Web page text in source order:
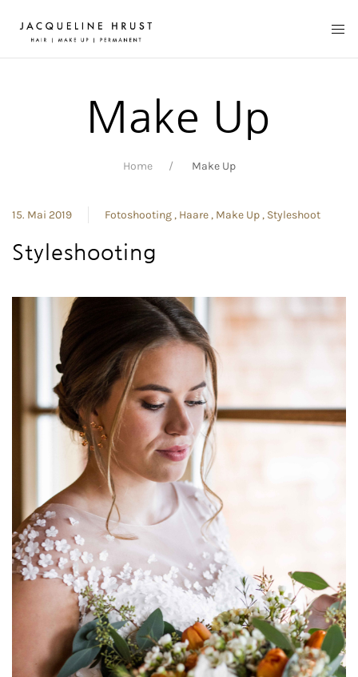
Make Up
Home Make Up
15. Mai 2019 Fotoshooting Haare Make Up Styleshoot
Styleshooting